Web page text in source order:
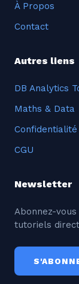
À Propos
Contact
Autres liens
DB Analytics
Maths & Data
Confidentialité
CGU
Newsletter
Abonnez-
tutoriels